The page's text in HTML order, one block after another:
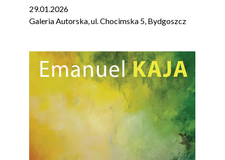
29.01.2026
Galeria Autorska, ul. Chocimska 5, Bydgoszcz